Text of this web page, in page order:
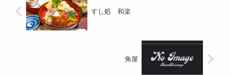
すし処 和楽
角屋